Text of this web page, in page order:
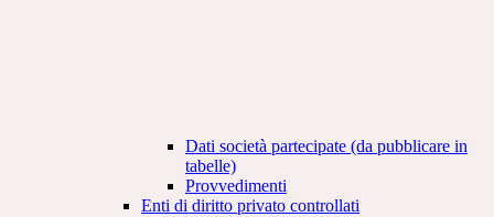
Dati società partecipate (da pubblicare in
tabelle)
Provvedimenti
Enti di diritto privato controllati